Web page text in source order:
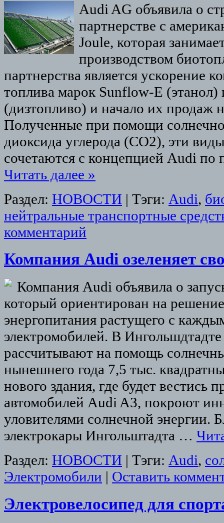
Audi AG объявила о
партнерстве с
Joule, которая
производством
партнерства является ускорение
топлива марок Sunflow-E
(дизтопливо) и начало их продаж
Полученные при помощи
диоксида углерода (CO2), эти
сочетаются с концепцией Audi
Читать далее »
Раздел: НОВОСТИ | Тэги: Audi,
нейтральные транспортные
комментарий
Компания Audi озеленяет
Компания Audi объявила о
который ориентирован на
энергопитания растущего с
электромобилей. В Ингольшдтадте
рассчитывают на помощь
нынешнего года 7,5 тыс.
нового здания, где будет вестись
автомобилей Audi A3, покроют
уловителями солнечной энергии.
электрокары Ингольштадта …
Раздел: НОВОСТИ | Тэги: Audi,
Электромобили | Оставить
Электровелосипед для